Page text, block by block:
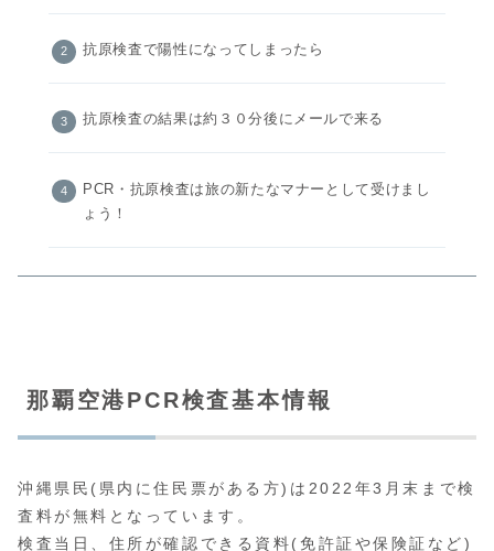
抗原検査で陽性になってしまったら
抗原検査の結果は約３０分後にメールで来る
PCR・抗原検査は旅の新たなマナーとして受けまし
ょう！
那覇空港PCR検査基本情報
沖縄県民(県内に住民票がある方)は2022年3月末まで検
査料が無料となっています。
検査当日、住所が確認できる資料(免許証や保険証など)